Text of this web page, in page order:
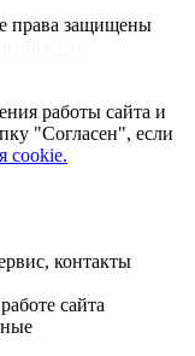
права защищены
работы сайта и
"Согласен", если
cookie.
контакты
сайта